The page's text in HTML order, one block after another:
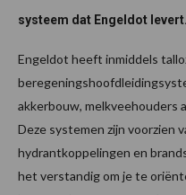
systeem dat Engeldot levert.
Engeldot heeft inmiddels
akkerbouw, melkveehouders
Deze systemen zijn voorzien
hydrantkoppelingen en
het verstandig om je te